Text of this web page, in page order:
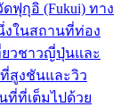
ฟุกุอิ (Fukui) ทาง
ในสถานที่ท่อง
ยวชาวญี่ปุ่นและ
สูงชันและวิว
ที่ที่เต็มไปด้วย